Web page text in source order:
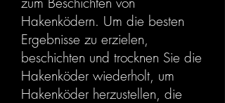
Hakenködern. Um die besten
Ergebnisse zu erzielen,
beschichten und trocknen Sie die
Hakenköder wiederholt, um
Hakenköder herzustellen, die